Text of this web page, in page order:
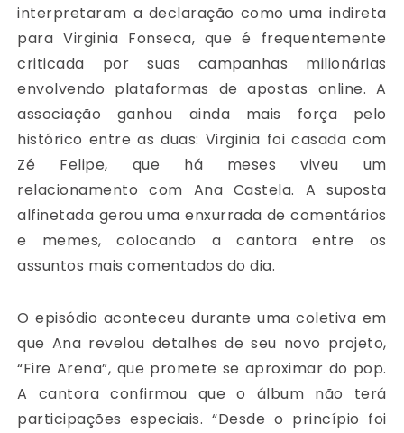
interpretaram a declaração como uma indireta
para Virginia Fonseca, que é frequentemente
criticada por suas campanhas milionárias
envolvendo plataformas de apostas online. A
associação ganhou ainda mais força pelo
histórico entre as duas: Virginia foi casada com
Zé Felipe, que há meses viveu um
relacionamento com Ana Castela. A suposta
alfinetada gerou uma enxurrada de comentários
e memes, colocando a cantora entre os
assuntos mais comentados do dia.
O episódio aconteceu durante uma coletiva em
que Ana revelou detalhes de seu novo projeto,
“Fire Arena”, que promete se aproximar do pop.
A cantora confirmou que o álbum não terá
participações especiais. “Desde o princípio foi